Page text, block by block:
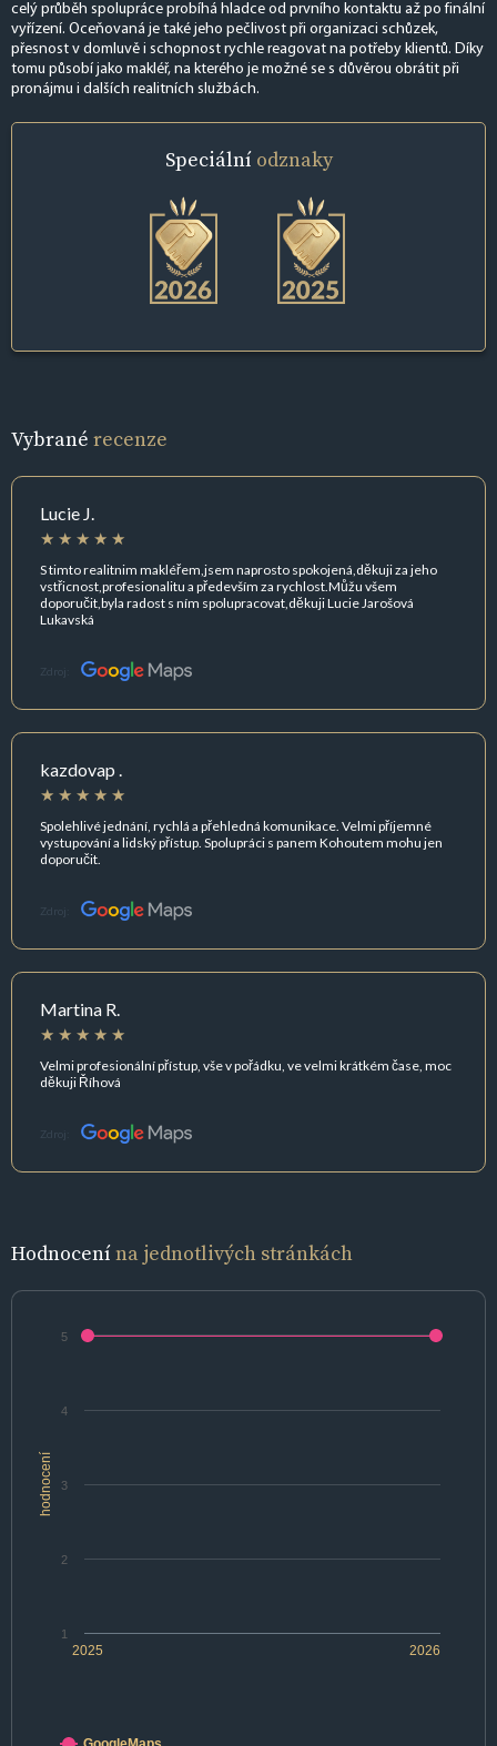
celý průběh spolupráce probíhá hladce od prvního kontaktu až po finální
vyřízení. Oceňovaná je také jeho pečlivost při organizaci schůzek,
přesnost v domluvě i schopnost rychle reagovat na potřeby klientů. Díky
tomu působí jako makléř, na kterého je možné se s důvěrou obrátit při
pronájmu i dalších realitních službách.
Speciální odznaky
Vybrané recenze
Lucie J.
S timto realitnim makléřem,jsem naprosto spokojená,děkuji za jeho
vstřicnost,profesionalitu a především za rychlost.Můžu všem
doporučit,byla radost s ním spolupracovat,děkuji Lucie Jarošová
Lukavská
Zdroj:
kazdovap .
Spolehlivé jednání, rychlá a přehledná komunikace. Velmi příjemné
vystupování a lidský přístup. Spolupráci s panem Kohoutem mohu jen
doporučit.
Zdroj:
Martina R.
Velmi profesionální přístup, vše v pořádku, ve velmi krátkém čase, moc
děkuji Říhová
Zdroj:
Hodnocenína jednotlivých stránkách
hodnocení
2025 2026
1
2
3
4
5